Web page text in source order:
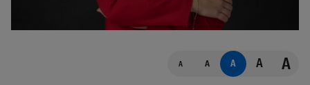
A A A A
A